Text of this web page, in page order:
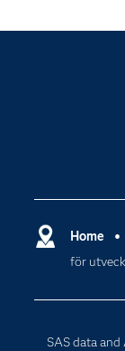
Home
för
SAS data